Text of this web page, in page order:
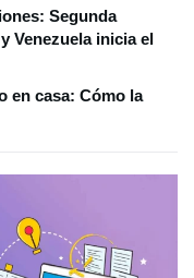
Segunda
Venezuela inicia el
en casa: Cómo la